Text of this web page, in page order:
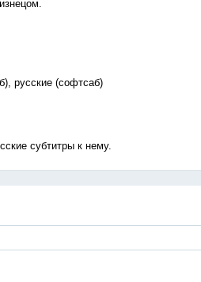
русские (софтсаб)
субтитры к нему.